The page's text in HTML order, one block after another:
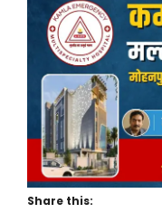
Share this: